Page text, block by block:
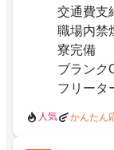
交通費支
職場内禁
寮完備
ブランク
フリータ
人気 かんたん